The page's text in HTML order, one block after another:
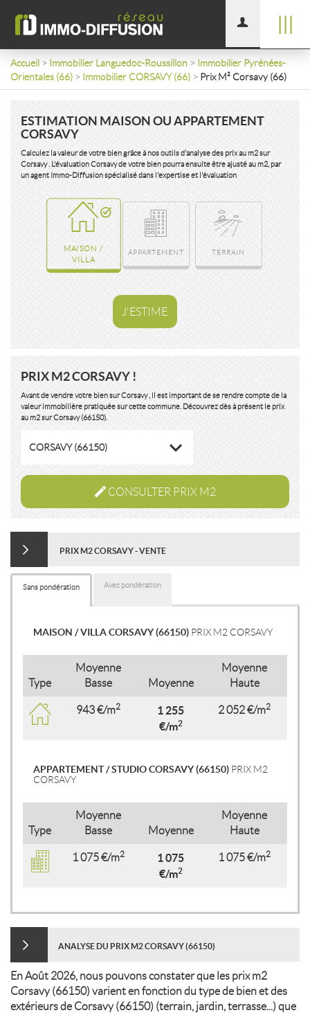
Accueil > Immobilier Languedoc-Roussillon > Immobilier Pyrénées-
Orientales (66) > Immobilier CORSAVY (66) > Prix M² Corsavy (66)
ESTIMATION MAISON OU APPARTEMENT
CORSAVY
Calculez la valeur de votre bien grâce à nos outils d'analyse des prix au m2 sur
Corsavy . L'évaluation Corsavy de votre bien pourra ensuite être ajusté au m2, par
un agent Immo-Diffusion spécialisé dans l'expertise et l'évaluation
MAISON /
VILLA
APPARTEMENT TERRAIN
J'ESTIME
PRIX M2 CORSAVY !
Avant de vendre votre bien sur Corsavy , il est important de se rendre compte de la
valeur immobilière pratiquée sur cette commune. Découvrez dès à présent le prix
au m2 sur Corsavy (66150).
CORSAVY (66150)
CONSULTER PRIX M2
PRIX M2 CORSAVY - VENTE
Sans pondération Avec pondération
MAISON / VILLA CORSAVY (66150) PRIX M2 CORSAVY
Type
Moyenne
Basse
Moyenne
Moyenne
Haute
943 €/m2
1 255
€/m2
2 052 €/m2
APPARTEMENT / STUDIO CORSAVY (66150) PRIX M2
CORSAVY
Type
Moyenne
Basse
Moyenne
Moyenne
Haute
1 075 €/m2
1 075
€/m2
1 075 €/m2
ANALYSE DU PRIX M2 CORSAVY (66150)
En Août 2026, nous pouvons constater que les prix m2
Corsavy (66150) varient en fonction du type de bien et des
extérieurs de Corsavy (66150) (terrain, jardin, terrasse...) que